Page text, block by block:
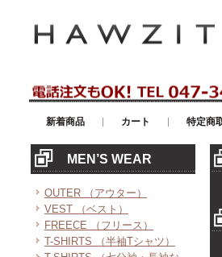
新着商品 カート 特定商
MEN’S WEAR
OUTER （アウター）
VEST （ベスト）
FREECE （フリース）
T-SHIRTS （半袖Tシャツ）